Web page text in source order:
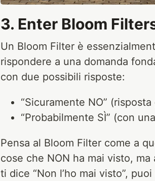
3. Enter Bloom
Un Bloom Filter è
rispondere a una domanda
con due possibili risposte:
“Sicuramente NO”
“Probabilmente SÌ” (con
Pensa al Bloom Filter come a
cose che NON ha mai visto,
ti dice “Non l’ho mai visto”,